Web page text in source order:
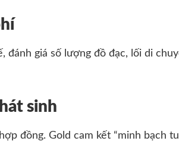
đánh giá số lượng đồ đạc, lối di
sinh
đồng. Gold cam kết “minh bạch